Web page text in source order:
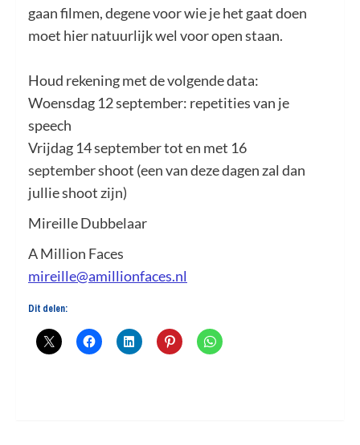
gaan filmen, degene voor wie je het gaat doen
moet hier natuurlijk wel voor open staan.
Houd rekening met de volgende data:
Woensdag 12 september: repetities van je
speech
Vrijdag 14 september tot en met 16
september shoot (een van deze dagen zal dan
jullie shoot zijn)
Mireille Dubbelaar
A Million Faces
mireille@amillionfaces.nl
Dit delen: